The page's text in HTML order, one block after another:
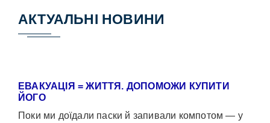
АКТУАЛЬНІ НОВИНИ
ЕВАКУАЦІЯ = ЖИТТЯ. ДОПОМОЖИ КУПИТИ
ЙОГО
Поки ми доїдали паски й запивали компотом — у